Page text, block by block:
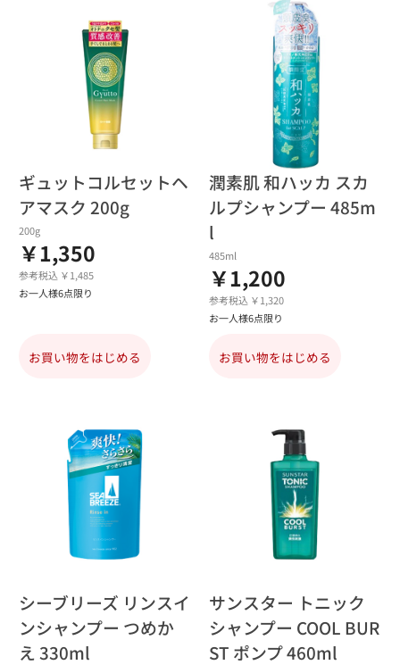
ギュットコルセットヘ
アマスク 200g
200g
￥1,350
参考税込 ￥1,485
お一人様6点限り
お買い物をはじめる
潤素肌 和ハッカ スカ
ルプシャンプー 485m
l
485ml
￥1,200
参考税込 ￥1,320
お一人様6点限り
お買い物をはじめる
シーブリーズ リンスイ
ンシャンプー つめか
え 330ml
サンスター トニック
シャンプー COOL BUR
ST ポンプ 460ml